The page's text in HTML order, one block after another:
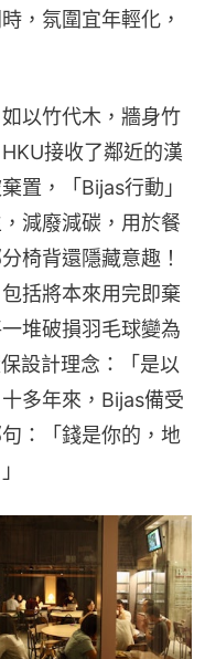
，氛圍宜年輕化，
以竹代木，牆身竹
接收了鄰近的漢
置，「Bijas行動」
減廢減碳，用於餐
椅背還隱藏意趣！
括將本來用完即棄
堆破損羽毛球變為
設計理念：「是以
多年來，Bijas備受
：「錢是你的，地